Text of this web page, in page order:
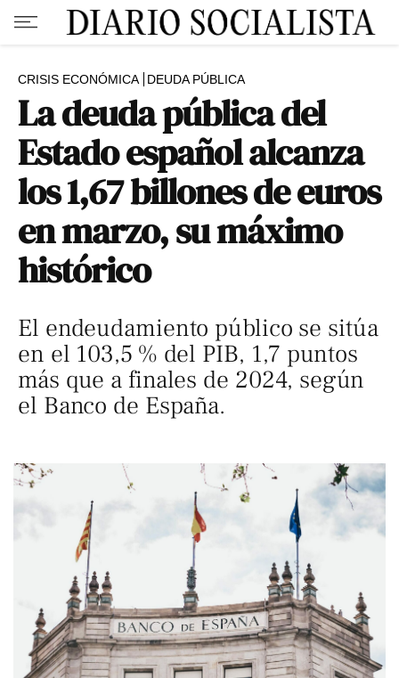
CRISIS ECONÓMICA DEUDA PÚBLICA
La deuda pública del
Estado español alcanza
los 1,67 billones de euros
en marzo, su máximo
histórico
El endeudamiento público se sitúa
en el 103,5 % del PIB, 1,7 puntos
más que a finales de 2024, según
el Banco de España.